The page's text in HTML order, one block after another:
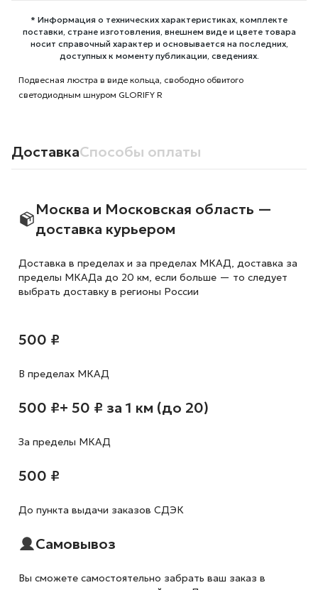
* Информация о технических характеристиках, комплекте
поставки, стране изготовления, внешнем виде и цвете товара
носит справочный характер и основывается на последних,
доступных к моменту публикации, сведениях.
Подвесная люстра в виде кольца, свободно обвитого
светодиодным шнуром GLORIFY R
ДоставкаСпособы оплаты
Москва и Московская область —
доставка курьером
Доставка в пределах и за пределах МКАД, доставка за
пределы МКАДа до 20 км, если больше — то следует
выбрать доставку в регионы России
500 ₽
В пределах МКАД
500 ₽+ 50 ₽ за 1 км (до 20)
За пределы МКАД
500 ₽
До пункта выдачи заказов СДЭК
Самовывоз
Вы сможете самостоятельно забрать ваш заказ в